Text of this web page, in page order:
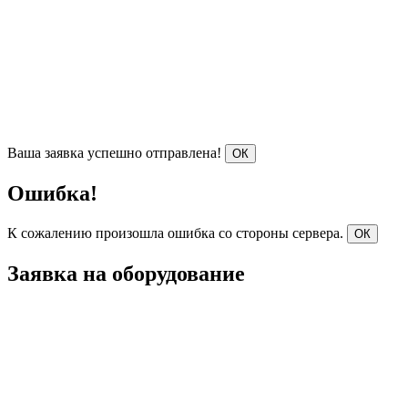
Ваша заявка успешно отправлена! ОК
Ошибка!
К сожалению произошла ошибка со стороны сервера. ОК
Заявка на оборудование